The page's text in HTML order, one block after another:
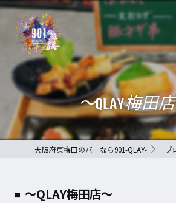
〜QLAY梅田
大阪府東梅田のバーなら901-QLAY- ブ
〜QLAY梅田店〜